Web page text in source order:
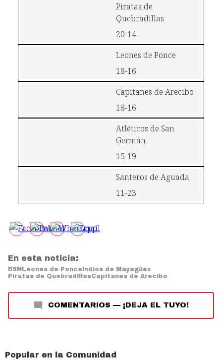
Piratas de
Quebradillas
20-14
Leones de Ponce
18-16
Capitanes de Arecibo
18-16
Atléticos de San
Germán
15-19
Santeros de Aguada
11-23
En esta noticia:
BSN Leones de Ponce Indios de Mayagüez
Piratas de QuebradillasCapitanes de Arecibo
COMENTARIOS — ¡DEJA EL TUYO!
Popular en la Comunidad